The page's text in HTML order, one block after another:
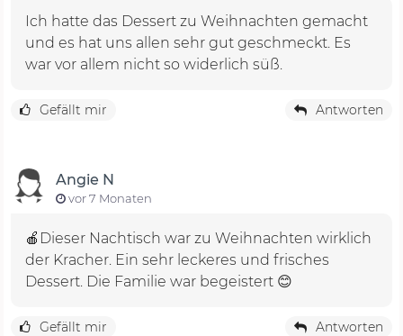
Ich hatte das Dessert zu Weihnachten gemacht
und es hat uns allen sehr gut geschmeckt. Es
war vor allem nicht so widerlich süß.
Gefällt mir Antworten
Angie N
vor 7 Monaten
🍎Dieser Nachtisch war zu Weihnachten wirklich
der Kracher. Ein sehr leckeres und frisches
Dessert. Die Familie war begeistert 😊
Gefällt mir Antworten